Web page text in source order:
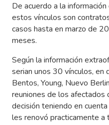
De acuerdo a la
estos vínculos son
casos hasta en marzo de
meses.
Según la información
serian unos 30 vínculos, en
Bentos, Young, Nuevo
reuniones de los afectados
decisión teniendo en
les renovó practicamente a